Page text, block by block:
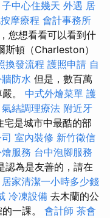
子中心住幾天 外遇 居
摩療程 會計事務所
您想看看可以看到什
頓（Charleston）
換發流程 護照申請 自
防水 但是，數百萬
。 中式外燴菜單 護
氣結調理療法 附近牙
是城市中最酷的部
室內裝修 新竹徵信
服務 台中泡腳服務
認為是友善的，請在
居家清潔一小時多少錢
冷凍設備 去木蘭的公
一課。 會計師 茶會